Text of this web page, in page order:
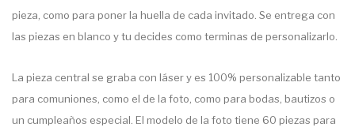
pieza, como para poner la huella de cada invitado. Se entrega con
las piezas en blanco y tu decides como terminas de personalizarlo.
La pieza central se graba con láser y es 100% personalizable tanto
para comuniones, como el de la foto, como para bodas, bautizos o
un cumpleaños especial. El modelo de la foto tiene 60 piezas para